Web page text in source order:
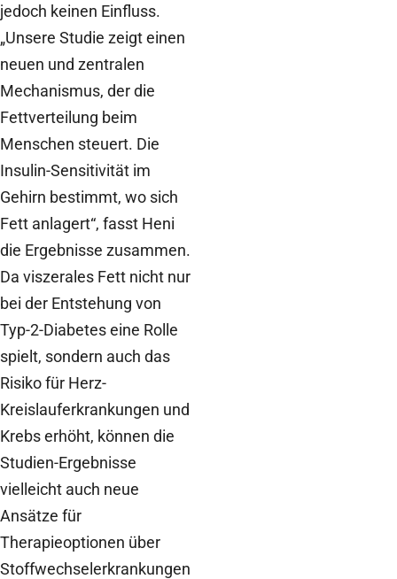
jedoch keinen Einfluss.
„Unsere Studie zeigt einen
neuen und zentralen
Mechanismus, der die
Fettverteilung beim
Menschen steuert. Die
Insulin-Sensitivität im
Gehirn bestimmt, wo sich
Fett anlagert“, fasst Heni
die Ergebnisse zusammen.
Da viszerales Fett nicht nur
bei der Entstehung von
Typ-2-Diabetes eine Rolle
spielt, sondern auch das
Risiko für Herz-
Kreislauferkrankungen und
Krebs erhöht, können die
Studien-Ergebnisse
vielleicht auch neue
Ansätze für
Therapieoptionen über
Stoffwechselerkrankungen